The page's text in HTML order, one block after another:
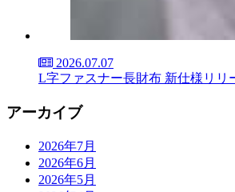
2026.07.07
L字ファスナー長財布 新仕様リリ
アーカイブ
2026年7月
2026年6月
2026年5月